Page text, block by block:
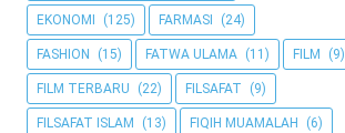
EKONOMI (125) FARMASI (24)
FASHION (15) FATWA ULAMA (11) FILM (9)
FILM TERBARU (22) FILSAFAT (9)
FILSAFAT ISLAM (13) FIQIH MUAMALAH (6)